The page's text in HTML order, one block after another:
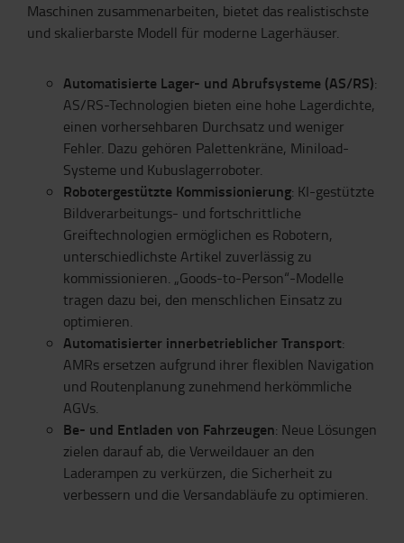
Maschinen zusammenarbeiten, bietet das realistischste
und skalierbarste Modell für moderne Lagerhäuser.
Automatisierte Lager- und Abrufsysteme (AS/RS):
AS/RS-Technologien bieten eine hohe Lagerdichte,
einen vorhersehbaren Durchsatz und weniger
Fehler. Dazu gehören Palettenkräne, Miniload-
Systeme und Kubuslagerroboter.
Robotergestützte Kommissionierung: KI-gestützte
Bildverarbeitungs- und fortschrittliche
Greiftechnologien ermöglichen es Robotern,
unterschiedlichste Artikel zuverlässig zu
kommissionieren. „Goods-to-Person“-Modelle
tragen dazu bei, den menschlichen Einsatz zu
optimieren.
Automatisierter innerbetrieblicher Transport:
AMRs ersetzen aufgrund ihrer flexiblen Navigation
und Routenplanung zunehmend herkömmliche
AGVs.
Be- und Entladen von Fahrzeugen: Neue Lösungen
zielen darauf ab, die Verweildauer an den
Laderampen zu verkürzen, die Sicherheit zu
verbessern und die Versandabläufe zu optimieren.